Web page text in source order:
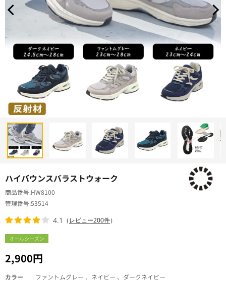
ハイバウンスバラストウォーク
オールシーズン
2,900円
商品番号 HW8100
管理番号53514
4.1 （レビュー200件）
カラー
ファントムグレー 、ネイビー 、ダークネイビー